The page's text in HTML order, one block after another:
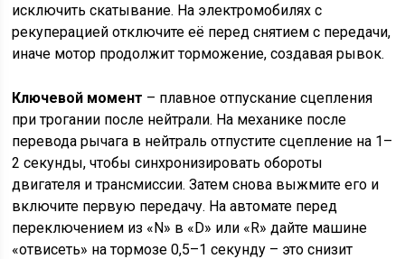
исключить скатывание. На электромобилях с
рекуперацией отключите её перед снятием с передачи,
иначе мотор продолжит торможение, создавая рывок.
Ключевой момент – плавное отпускание сцепления
при трогании после нейтрали. На механике после
перевода рычага в нейтраль отпустите сцепление на 1–
2 секунды, чтобы синхронизировать обороты
двигателя и трансмиссии. Затем снова выжмите его и
включите первую передачу. На автомате перед
переключением из «N» в «D» или «R» дайте машине
«отвисеть» на тормозе 0,5–1 секунду – это снизит